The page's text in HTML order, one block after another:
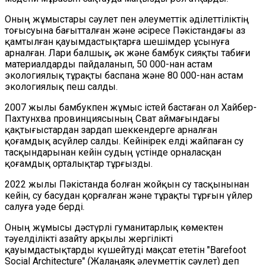
Оның жұмыстары сәулет пен әлеуметтік әділеттіліктің
тоғысуына бағытталған және әсіресе Пәкістандағы аз
қамтылған қауымдастықтарға шешімдер ұсынуға
арналған. Лари балшық, әк және бамбук сияқты табиғи
материалдарды пайдаланып, 50 000-нан астам
экологиялық тұрақты баспана және 80 000-нан астам
экологиялық пеш салды.
2007 жылы бамбукпен жұмыс істей бастаған ол Хайбер-
Пахтунхва провинциясының Сват аймағындағы
қақтығыстардан зардап шеккендерге арналған
қоғамдық асүйлер салды. Кейінірек елді жайпаған су
тасқындарынан кейін судың үстінде орналасқан
қоғамдық орталықтар тұрғызды.
2022 жылы Пәкістанда болған жойқын су тасқынынан
кейін, су басудан қорғалған және тұрақты тұрғын үйлер
салуға уәде берді.
Оның жұмысы дәстүрлі гуманитарлық көмектен
тәуелділікті азайту арқылы жергілікті
қауымдастықтарды күшейтуді мақсат ететін "Barefoot
Social Architecture" (Жалаңаяқ әлеуметтік сәулет) деп